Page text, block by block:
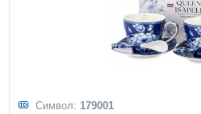
Символ: 179001